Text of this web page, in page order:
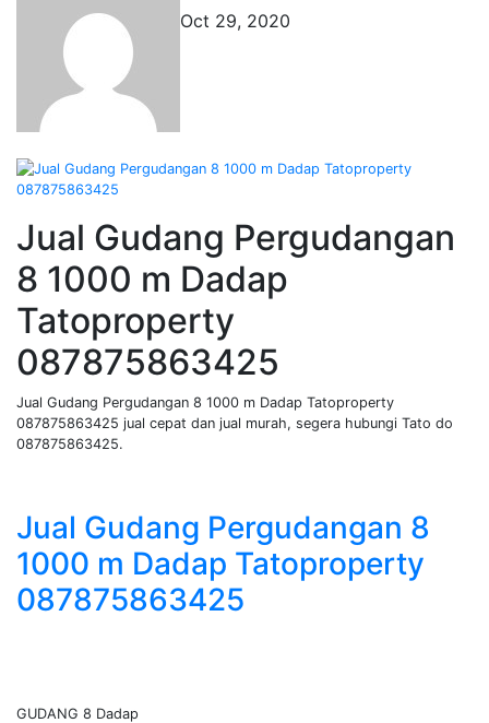
Oct 29, 2020
Jual Gudang Pergudangan
8 1000 m Dadap
Tatoproperty
087875863425
Jual Gudang Pergudangan 8 1000 m Dadap Tatoproperty
087875863425 jual cepat dan jual murah, segera hubungi Tato do
087875863425.
Jual Gudang Pergudangan 8
1000 m Dadap Tatoproperty
087875863425
GUDANG 8 Dadap